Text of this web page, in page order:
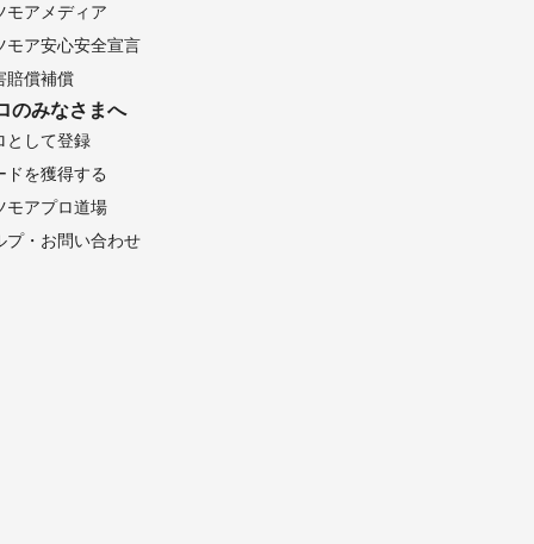
モアメディア
モア安心安全宣言
賠償補償
のみなさまへ
として登録
ドを獲得する
モアプロ道場
プ・お問い合わせ